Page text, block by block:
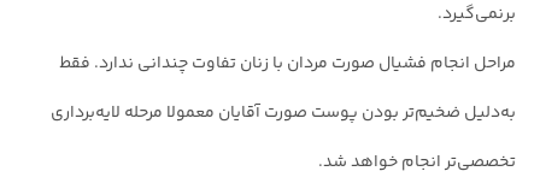
برنمی‌گیرد.
مراحل انجام فشیال صورت مردان با زنان تفاوت چندانی ندارد. فقط
به‌دلیل ضخیم‌تر بودن پوست صورت آقایان معمولا مرحله لایه‌برداری
تخصصی‌تر انجام خواهد شد.